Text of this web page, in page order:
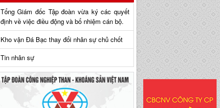
Tổng Giám đốc Tập đoàn vừa ký các quyết
định về việc điều động và bổ nhiệm cán bộ.
Kho vận Đá Bạc thay đổi nhân sự chủ chốt
Tin nhân sự